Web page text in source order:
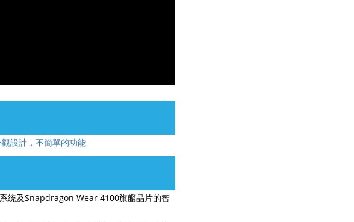
設計，不簡單的功能
统及Snapdragon Wear 4100旗艦晶片的智